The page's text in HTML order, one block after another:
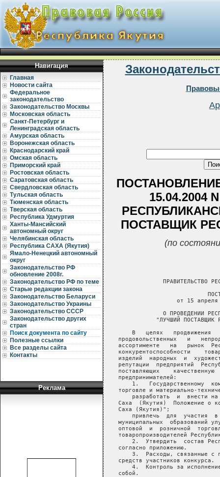
Навигация
Главная
Новости сайта
Федеральное
законодательство
Законодательство Москвы
Московская область
Санкт-Петербург и
Ленинградская область
Амурская область
Воронежская область
Краснодарский край
Омская область
Приморский край
Ростовская область
Саратовская область
Свердловская область
Тульская область
Тюменская область
Тверская область
Республика Удмуртия
Ханты-Мансийский
автономный округ
Челябинская область
Республика САХА (Якутия)
Ямало-Ненецкий автономный
округ
Законодательство РФ
обновление 2008г.
Законодательство РФ по теме
Старые редакции закона
Законодательство Беларуси
Законодательство Украины
Законодательство СССР
Законодательство других
стран
Поиск документа по сайту
Полезные ссылки
Все разделы сайта
Контакты
Реклама
15.04.2004
ПОСТАВЩИК
(по
ПРАВИТЕЛЬСТВО
от 15
О ПРОВЕДЕНИИ
"ЛУЧШИЙ ПОСТАВЩИК
В   целях   продвижения
продовольственных   и
ассортименте   на   рынок
конкурентоспособности
изделий  народных  и
репутации  предприятий
поставляющих    качественную
   предпринимателей:
1.   Государственному
торговле и материально-
разработать  и  внести
Саха  (Якутия)  Положение о
   Саха (Якутия)";
привлечь  для  участия
муниципальных  образований
оптовой  и  розничной
товаропроизводителей
2.  Утвердить  состав
   согласно приложению.
3.  Расходы, связанные с
   средств участников конкурса.
4.  Контроль за
   собой.